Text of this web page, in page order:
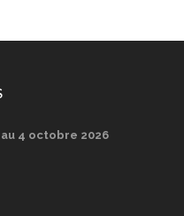
4 octobre 2026